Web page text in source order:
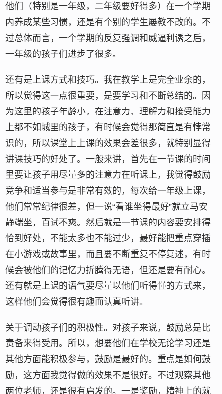
他们（特别是一年级，二年级要好得多）在一个学期
内养成某些习惯，还是有个别的学生屡教不改的。不
过总体而言，一个学期的反复强调和威逼利诱之后，
一年级的孩子们进步了很多。
还有是上课方式和技巧。我在教学上是完全业余的，
所以觉得这一点很重要，是要学习和不断总结的。因
为这里的孩子年龄小，在注意力、理解力和接受能力
上都不如城里的孩子，有时候会觉得那简直是有悖常
识的，所以课堂上上课的效果会差很多，就特别显得
讲课技巧的好处了。一般来讲，首先在一节课的时间
里要让孩子用尽量多的注意力在听课上，我觉得鼓励
竞争和适当参与是非常有效的，每次给一年级上课，
他们常常纪律很差，但一说“看谁坐得最好”就立马安
静端坐，百试不爽。然后就是一节课的内容要安排得
恰到好处，不能太多也不能过少，最好能把重点穿插
在小游戏或故事里，而且要不断重复不停复述，有时
候会被他们的记忆力折腾得无语，但还是要有耐心。
还有就是上课的语气要尽量以他们听得懂的方式来，
这样他们会觉得很有趣而认真听讲。
关于调动孩子们的积极性。对孩子来说，鼓励总是比
责备来得受用。所以，想要他们在学校无论学习还是
其他方面能积极参与，鼓励是最好的。重点是如何鼓
励，这方面我觉得做的效果不是很好。不过观察其他
两位老师，还是很有启发的。一是奖励，精神上的就